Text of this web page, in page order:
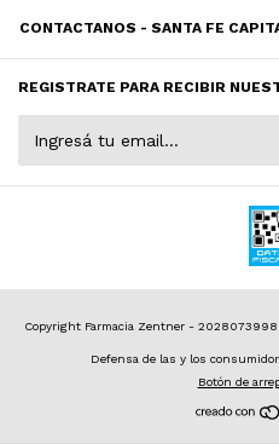
CONTACTANOS - SANTA FE
REGISTRATE PARA RECIBIR
Copyright Farmacia Zentner -
Defensa de las y los
Botón de